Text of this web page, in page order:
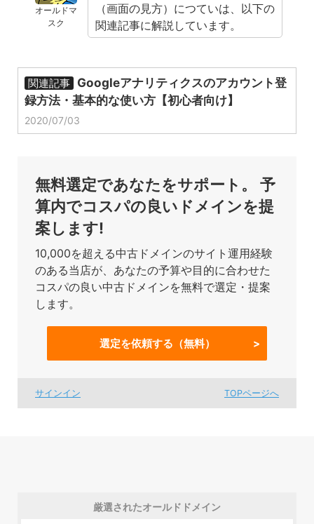
オールドマ
スク
（画面の見方）につていは、以下の
関連記事に解説しています。
関連記事
Googleアナリティクスのアカウント登
録方法・基本的な使い方【初心者向け】
2020/07/03
無料選定であなたをサポート。
予
算内でコスパの良いドメインを提
案します!
10,000を超える中古ドメインのサイト運用経験
のある当店が、あなたの予算や目的に合わせた
コスパの良い中古ドメインを無料で選定・提案
します。
選定を依頼する（無料）
サインイン TOPページへ
厳選されたオールドドメイン